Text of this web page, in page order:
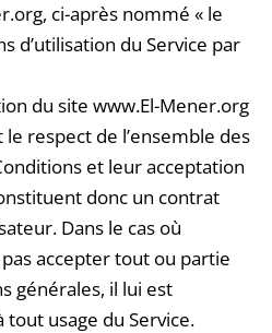
ci-après nommé « le
d’utilisation du Service par
du site www.El-Mener.org
respect de l’ensemble des
et leur acceptation
donc un contrat
Dans le cas où
accepter tout ou partie
générales, il lui est
usage du Service.